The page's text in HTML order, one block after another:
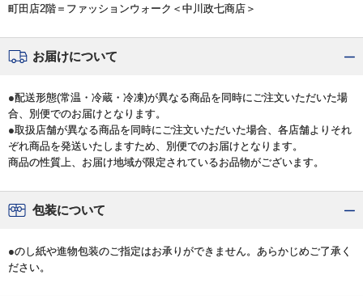
町田店2階＝ファッションウォーク＜中川政七商店＞
お届けについて
●配送形態(常温・冷蔵・冷凍)が異なる商品を同時にご注文いただいた場
合、別便でのお届けとなります。
●取扱店舗が異なる商品を同時にご注文いただいた場合、各店舗よりそれ
ぞれ商品を発送いたしますため、別便でのお届けとなります。
商品の性質上、お届け地域が限定されているお品物がございます。
包装について
●のし紙や進物包装のご指定はお承りができません。あらかじめご了承く
ださい。